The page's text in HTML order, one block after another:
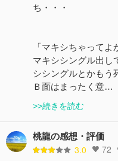
ち・・・
「マキシちゃって
マキシシングル出し
シシングルとかもう
Ｂ面はまったく意…
>>続きを読む
桃龍の感想・評価
3.0 72